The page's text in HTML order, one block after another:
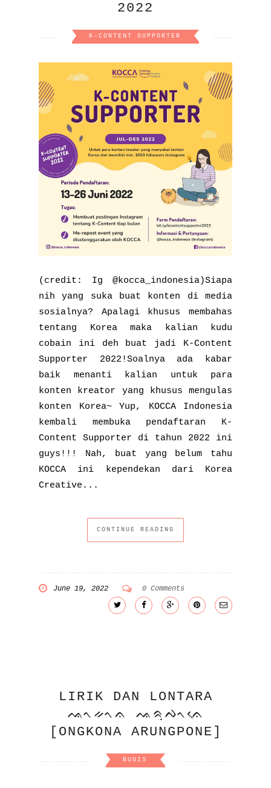
2022
K-CONTENT SUPPORTER
(credit: Ig @kocca_indonesia)Siapa
nih yang suka buat konten di media
sosialnya? Apalagi khusus membahas
tentang Korea maka kalian kudu
cobain ini deh buat jadi K-Content
Supporter 2022!Soalnya ada kabar
baik menanti kalian untuk para
konten kreator yang khusus mengulas
konten Korea~ Yup, KOCCA Indonesia
kembali membuka pendaftaran K-
Content Supporter di tahun 2022 ini
guys!!! Nah, buat yang belum tahu
KOCCA ini kependekan dari Korea
Creative...
CONTINUE READING
June 19, 2022 0 Comments
LIRIK DAN LONTARA
ᨕᨚᨀᨚᨊ ᨕᨑᨘᨄᨚᨊᨙ
[ONGKONA ARUNGPONE]
BUGIS